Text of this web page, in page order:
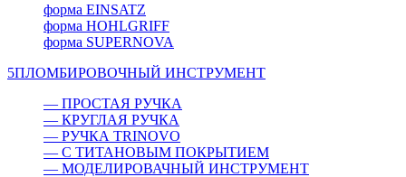
форма EINSATZ
форма HOHLGRIFF
форма SUPERNOVA
5ПЛОМБИРОВОЧНЫЙ ИНСТРУМЕНТ
— ПРОСТАЯ РУЧКА
— КРУГЛАЯ РУЧКА
— РУЧКА TRINOVO
— С ТИТАНОВЫМ ПОКРЫТИЕМ
— МОДЕЛИРОВАЧНЫЙ ИНСТРУМЕНТ